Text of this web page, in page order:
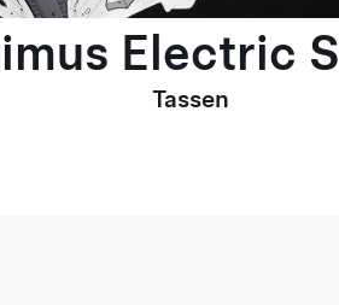
Electric
Tassen